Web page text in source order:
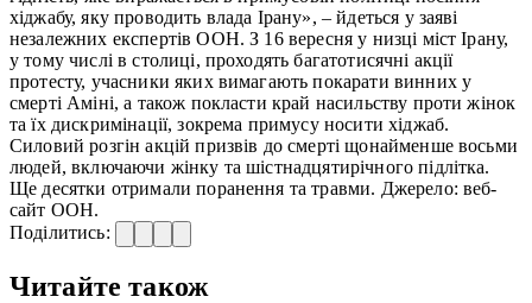
хіджабу, яку проводить влада Ірану», – йдеться у заяві
незалежних експертів ООН. З 16 вересня у низці міст Ірану,
у тому числі в столиці, проходять багатотисячні акції
протесту, учасники яких вимагають покарати винних у
смерті Аміні, а також покласти край насильству проти жінок
та їх дискримінації, зокрема примусу носити хіджаб.
Силовий розгін акцій призвів до смерті щонайменше восьми
людей, включаючи жінку та шістнадцятирічного підлітка.
Ще десятки отримали поранення та травми. Джерело: веб-
сайт ООН.
Поділитись:
Читайте також